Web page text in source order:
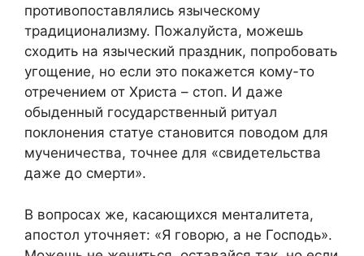
противопоставлялись языческому
традиционализму. Пожалуйста, можешь
сходить на языческий праздник, попробовать
угощение, но если это покажется кому-то
отречением от Христа – стоп. И даже
обыденный государственный ритуал
поклонения статуе становится поводом для
мученичества, точнее для «свидетельства
даже до смерти».
В вопросах же, касающихся менталитета,
апостол уточняет: «Я говорю, а не Господь».